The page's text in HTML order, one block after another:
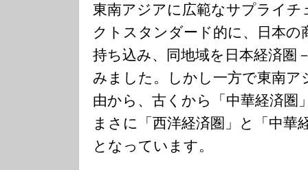
東南アジアに広範なサプライ
クトスタンダード的に、日本の
持ち込み、同地域を日本経済圏
みました。しかし一方で東南ア
由から、古くから「中華経済圏
まさに「西洋経済圏」と「中華
となっています。